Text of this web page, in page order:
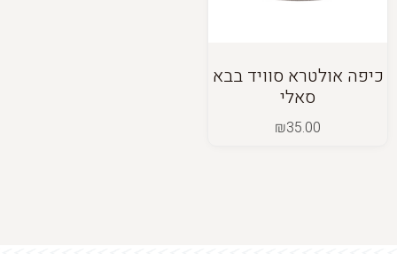
כיפה אולטרא סוויד בבא
סאלי
₪35.00